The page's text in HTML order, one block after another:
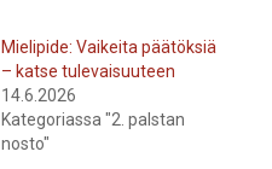
Mielipide: Vaikeita päätöksiä
– katse tulevaisuuteen
14.6.2026
Kategoriassa "2. palstan
nosto"